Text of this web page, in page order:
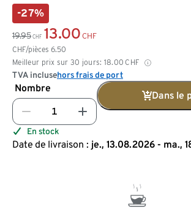
-27%
19.95 CHF 13.00 CHF
CHF/pièces 6.50
Meilleur prix sur 30 jours: 18.00 CHF
TVA inclusehors frais de port
Nombre
Dans le
En stock
Date de livraison : je., 13.08.2026 - ma.,